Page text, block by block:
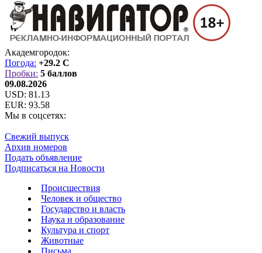
Академгородок:
Погода: +29.2 C
Пробки: 5 баллов
09.08.2026
USD: 81.13
EUR: 93.58
Мы в соцсетях:
Свежий выпуск
Архив номеров
Подать объявление
Подписаться на Новости
Происшествия
Человек и общество
Государство и власть
Наука и образование
Культура и спорт
Животные
Письма